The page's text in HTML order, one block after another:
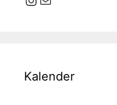
Kalender